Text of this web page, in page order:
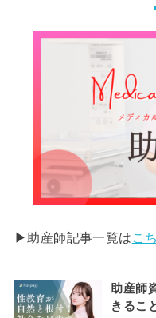
▶︎助産師記事一覧は こ
助産師
きるこ